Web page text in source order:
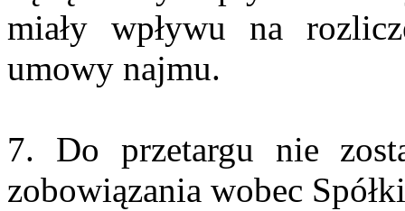
miały wpływu na
umowy najmu.
7. Do przetargu nie
zobowiązania wobec